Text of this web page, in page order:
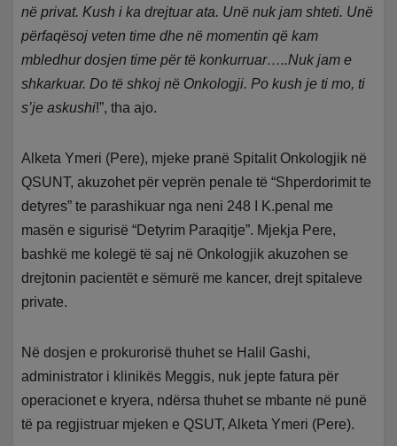
në privat. Kush i ka drejtuar ata. Unë nuk jam shteti. Unë
përfaqësoj veten time dhe në momentin që kam
mbledhur dosjen time për të konkurruar…..Nuk jam e
shkarkuar. Do të shkoj në Onkologji. Po kush je ti mo, ti
s’je askushi!”, tha ajo.
Alketa Ymeri (Pere), mjeke pranë Spitalit Onkologjik në
QSUNT, akuzohet për veprën penale të “Shperdorimit te
detyres” te parashikuar nga neni 248 I K.penal me
masën e sigurisë “Detyrim Paraqitje”. Mjekja Pere,
bashkë me kolegë të saj në Onkologjik akuzohen se
drejtonin pacientët e sëmurë me kancer, drejt spitaleve
private.
Në dosjen e prokurorisë thuhet se Halil Gashi,
administrator i klinikës Meggis, nuk jepte fatura për
operacionet e kryera, ndërsa thuhet se mbante në punë
të pa regjistruar mjeken e QSUT, Alketa Ymeri (Pere).